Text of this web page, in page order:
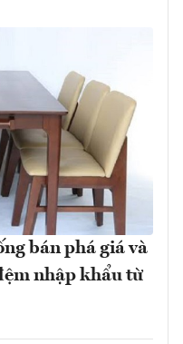
bán phá giá và
nhập khẩu từ